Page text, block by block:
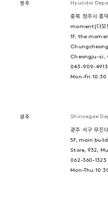
청주 Hyundai
충북 청주시 흥
moment(더모
1F, the
Cheongju-si,
043-909-4913
Mon-Fri:
광주 Shinsegae
광주 서구 무진
5F, main
Store, 932,
062-360-1323
Mon-Thu: